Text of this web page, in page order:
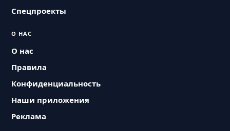
Спецпроекты
О НАС
О нас
Правила
Конфиденциальность
Наши приложения
Реклама